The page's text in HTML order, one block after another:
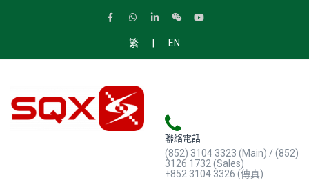
繁 | EN
聯絡電話
(852) 3104 3323 (Main) / (852)
3126 1732 (Sales)
+852 3104 3326 (傳真)